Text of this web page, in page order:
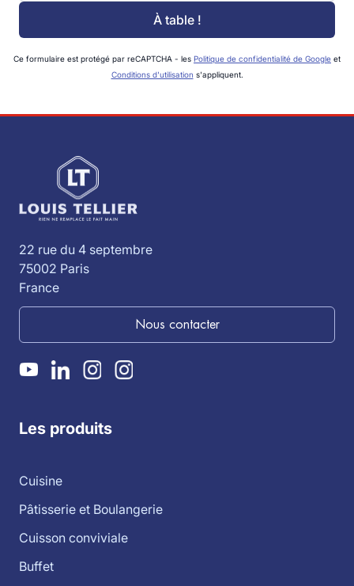
À table !
Ce formulaire est protégé par reCAPTCHA - les Politique de confidentialité de Google et
Conditions d'utilisation s'appliquent.
22 rue du 4 septembre
75002 Paris
France
Nous contacter
Les produits
Cuisine
Pâtisserie et Boulangerie
Cuisson conviviale
Buffet